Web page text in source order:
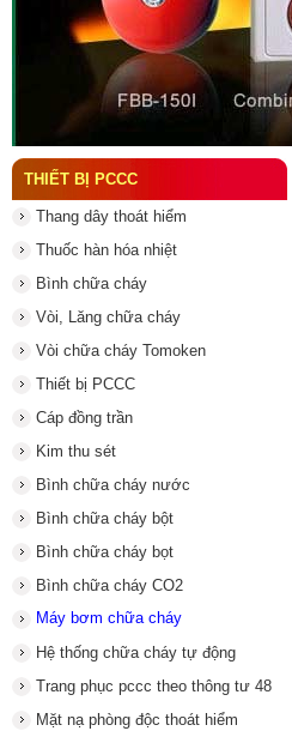
THIẾT BỊ PCCC
Thang dây thoát hiểm
Thuốc hàn hóa nhiệt
Bình chữa cháy
Vòi, Lăng chữa cháy
Vòi chữa cháy Tomoken
Thiết bị PCCC
Cáp đồng trần
Kim thu sét
Bình chữa cháy nước
Bình chữa cháy bột
Bình chữa cháy bọt
Bình chữa cháy CO2
Máy bơm chữa cháy
Hệ thống chữa cháy tự động
Trang phục pccc theo thông tư 48
Mặt nạ phòng độc thoát hiểm